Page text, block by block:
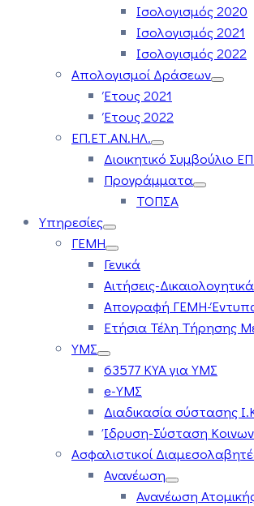
Ισολογισμός 2020
Ισολογισμός 2021
Ισολογισμός 2022
Απολογισμοί Δράσεων
Έτους 2021
Έτους 2022
ΕΠ.ΕΤ.ΑΝ.ΗΛ.
Διοικητικό Συμβούλιο
Προγράμματα
ΤΟΠΣΑ
Υπηρεσίες
ΓΕΜΗ
Γενικά
Αιτήσεις-Δικαιολογητικά
Απογραφή ΓΕΜΗ-
Ετήσια Τέλη Τήρησης
ΥΜΣ
63577 ΚΥΑ για ΥΜΣ
e-ΥΜΣ
Διαδικασία σύστασης
Ίδρυση-Σύσταση
Ασφαλιστικοί
Ανανέωση
Ανανέωση